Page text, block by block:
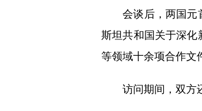
会谈后，两国元首
斯坦共和国关于深化
等领域十余项合作文
访问期间，双方还